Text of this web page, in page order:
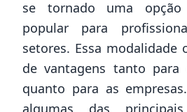
se tornado uma
popular para
setores. Essa modalidade
de vantagens tanto para
quanto para as
algumas das